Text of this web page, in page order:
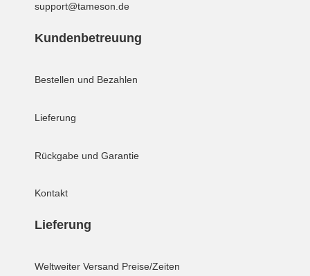
support@tameson.de
Kundenbetreuung
Bestellen und Bezahlen
Lieferung
Rückgabe und Garantie
Kontakt
Lieferung
Weltweiter Versand Preise/Zeiten